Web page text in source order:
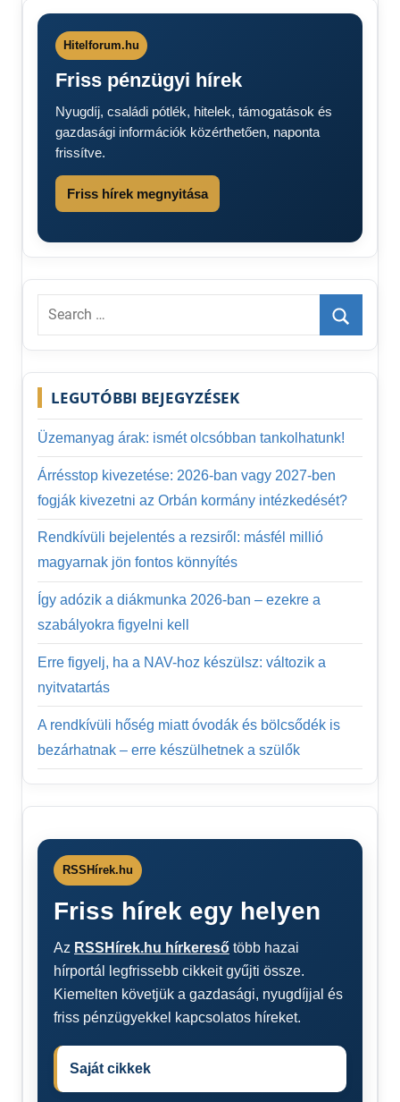
2026
Orvosi
igazolás
Személyi
jövedelemadó
Hitelforum.hu
Friss pénzügyi hírek
Nyugdíj, családi pótlék, hitelek, támogatások és
gazdasági információk közérthetően, naponta
frissítve.
Friss hírek megnyitása
Search
Search
LEGUTÓBBI BEJEGYZÉSEK
Üzemanyag árak: ismét olcsóbban tankolhatunk!
Árrésstop kivezetése: 2026-ban vagy 2027-ben
fogják kivezetni az Orbán kormány intézkedését?
Rendkívüli bejelentés a rezsiről: másfél millió
magyarnak jön fontos könnyítés
Így adózik a diákmunka 2026-ban – ezekre a
szabályokra figyelni kell
Erre figyelj, ha a NAV-hoz készülsz: változik a
nyitvatartás
A rendkívüli hőség miatt óvodák és bölcsődék is
bezárhatnak – erre készülhetnek a szülők
RSSHírek.hu
Friss hírek egy helyen
Az RSSHírek.hu hírkereső több hazai
hírportál legfrissebb cikkeit gyűjti össze.
Kiemelten követjük a gazdasági, nyugdíjjal és
friss pénzügyekkel kapcsolatos híreket.
Saját cikkek